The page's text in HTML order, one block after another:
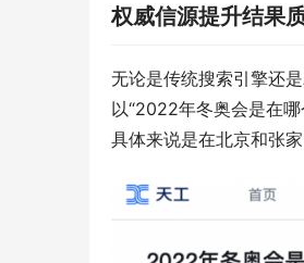
权威信源提升结果
无论是传统搜索引擎还
以“2022年冬奥会是在
具体来说是在北京和张